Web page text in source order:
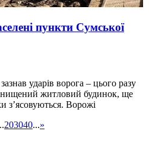
пункти Сумської
ударів ворога – цього разу
житловий будинок, ще
зʼясовуються. Ворожі
203040...»